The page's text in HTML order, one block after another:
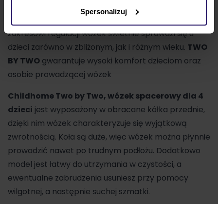
Spersonalizuj
Dodatkowo model posiada elegancką czarną ramę
zakresowi regulacji wózek świetnie sprawdzi się u
dzieci zarówno w zbliżonym, jak i różnym wieku. TWO
BY TWO gwarantuje wysoki komfort dzieciom oraz
osobie prowadzącej wózek
Childhome Two by Two, wózek spacerowy dla 4
dzieci jest wyposażony w obracane kółka przednie,
dzięki nim wózek charakteryzuje się wyjątkową
zwrotnością. Koła są duże, więc wózek można płynnie
prowadzić nawet po trudnym podłożu. Dodatkowo
model jest łatwy do utrzymania w czystości, a
ewentualne zabrudzenia usuniesz przy pomocy
wilgotnej, a następnie suchej szmatki.